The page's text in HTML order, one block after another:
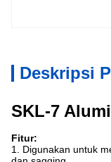
Deskripsi
SKL-7
Fitur:
1. Digunakan untuk